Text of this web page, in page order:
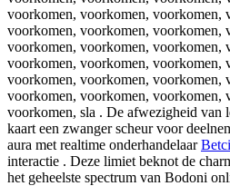
voorkomen, voorkomen, voorkomen,
voorkomen, voorkomen, voorkomen,
voorkomen, voorkomen, voorkomen,
voorkomen, voorkomen, voorkomen,
voorkomen, voorkomen, voorkomen,
voorkomen, voorkomen, voorkomen,
voorkomen, sla . De afwezigheid van
kaart een zwanger scheur voor
aura met realtime onderhandelaar
interactie . Deze limiet beknot de
het geheelste spectrum van Bodoni